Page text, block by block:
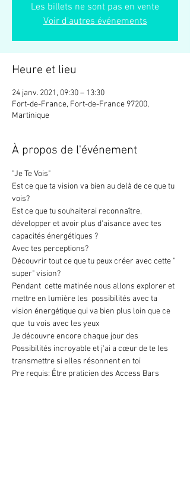
Les billets ne sont pas en vente
Voir d'autres événements
Heure et lieu
24 janv. 2021, 09:30 – 13:30
Fort-de-France, Fort-de-France 97200,
Martinique
À propos de l'événement
"Je Te Vois"
Est ce que ta vision va bien au delà de ce que tu
vois?
Est ce que tu souhaiterai reconnaître,
développer et avoir plus d'aisance avec tes
capacités énergétiques ?
Avec tes perceptions?
Découvrir tout ce que tu peux créer avec cette "
super" vision?
Pendant  cette matinée nous allons explorer et
mettre en lumière les  possibilités avec ta
vision énergétique qui va bien plus loin que ce
que  tu vois avec les yeux
Je découvre encore chaque jour des
Possibilités incroyable et j'ai a cœur de te les
transmettre si elles résonnent en toi
Pre requis: Être praticien des Access Bars